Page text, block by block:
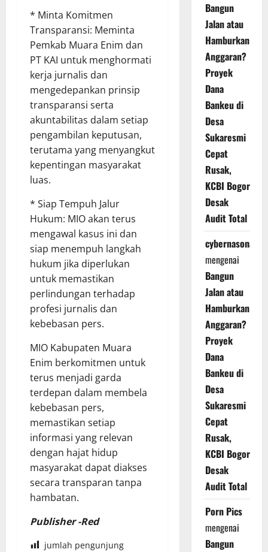
* Minta Komitmen
Transparansi: Meminta
Pemkab Muara Enim dan
PT KAI untuk menghormati
kerja jurnalis dan
mengedepankan prinsip
transparansi serta
akuntabilitas dalam setiap
pengambilan keputusan,
terutama yang menyangkut
kepentingan masyarakat
luas.
* Siap Tempuh Jalur
Hukum: MIO akan terus
mengawal kasus ini dan
siap menempuh langkah
hukum jika diperlukan
untuk memastikan
perlindungan terhadap
profesi jurnalis dan
kebebasan pers.
MIO Kabupaten Muara
Enim berkomitmen untuk
terus menjadi garda
terdepan dalam membela
kebebasan pers,
memastikan setiap
informasi yang relevan
dengan hajat hidup
masyarakat dapat diakses
secara transparan tanpa
hambatan.
Publisher -Red
jumlah pengunjung
Bangun
Jalan atau
Hamburkan
Anggaran?
Proyek
Dana
Bankeu di
Desa
Sukaresmi
Cepat
Rusak,
KCBI Bogor
Desak
Audit Total
cybernasonal
mengenai
Bangun
Jalan atau
Hamburkan
Anggaran?
Proyek
Dana
Bankeu di
Desa
Sukaresmi
Cepat
Rusak,
KCBI Bogor
Desak
Audit Total
Porn Pics
mengenai
Bangun